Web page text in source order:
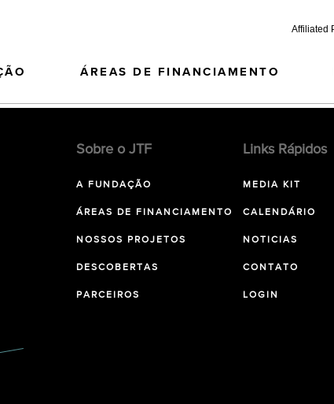
Affiliated
ÁREAS DE FINANCIAMENTO
Sobre o JTF
A FUNDAÇÃO
ÁREAS DE FINANCIAMENTO
NOSSOS PROJETOS
DESCOBERTAS
PARCEIROS
Links Rápidos
MEDIA KIT
CALENDÁRIO
NOTICIAS
CONTATO
LOGIN